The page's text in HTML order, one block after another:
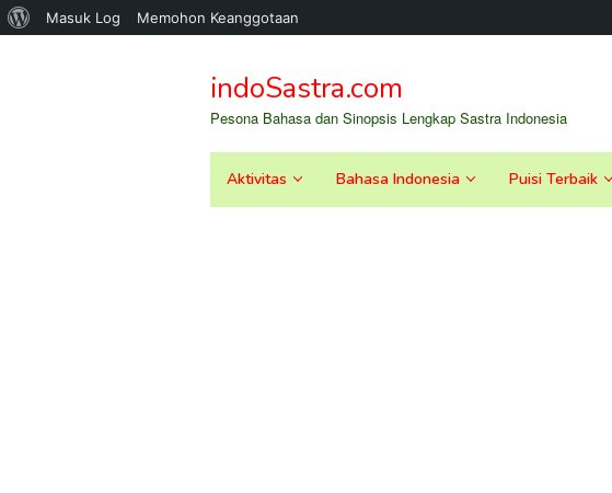
Tentang
Masuk Log Memohon Keanggotaan
kontenindoSastra.com
Pesona Bahasa dan Sinopsis Lengkap Sastra Indonesia
Aktivitas Bahasa Indonesia Puisi Terbaik